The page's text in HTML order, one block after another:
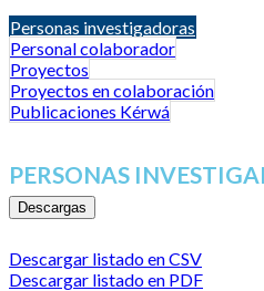
Personas investigadoras
Personal colaborador
Proyectos
Proyectos en colaboración
Publicaciones Kérwá
PERSONAS
Descargas
Descargar listado en CSV
Descargar listado en PDF